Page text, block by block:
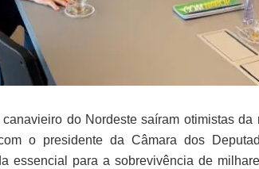
do Nordeste saíram otimistas
o presidente da Câmara dos
essencial para a sobrevivência de